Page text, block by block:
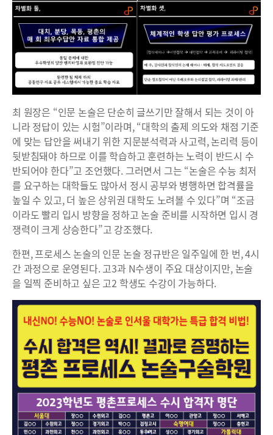
최 원장은 “인문 논술은 단순히 글쓰기만 잘해서 되는 것이 아
니라 정답이 있는 시험”이라며, “대학의 출제 의도와 채점 기준
에 맞는 답안을 써내기 위한 지문분석력과 사고력, 논리력 등이
뒷받침돼야 하므로 이를 학습하고 훈련하는 노력이 반드시 수
반되어야 한다”고 조언했다. 그러면서 그는 “논술은 수능 최저
를 요구하는 대학들도 많아서 정시 공부와 병행하면 합격률을
높일 수 있고, 더 높은 상위권 대학도 노려볼 수 있다”며 “조금
이라도 빨리 입시 방향을 정하고 논술 준비를 시작하면 입시 경
쟁력이 크게 상승한다”고 강조했다.
한편, 프로세스 논술의 인문 논술 정규반은 일주일에 한 번, 4시
간 과정으로 운영된다. 고3과 N수생이 주요 대상이지만, 논술
을 일찍 준비하고 싶은 고2 학생도 수강이 가능하다.